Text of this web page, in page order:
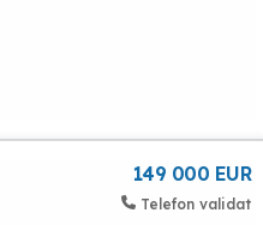
149 000 EUR
Telefon validat